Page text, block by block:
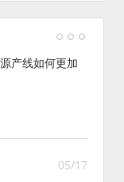
产线如何更加
05/17